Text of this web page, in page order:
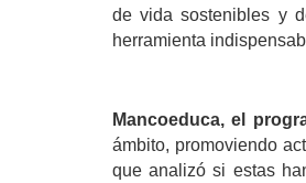
de vida sostenibles y
herramienta
Mancoeduca, el
ámbito, promoviendo
que analizó si estas